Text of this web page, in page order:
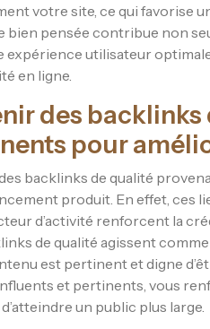
votre site, ce qui favorise
pensée contribue non
expérience utilisateur
en ligne.
des
pour
backlinks de qualité
produit. En effet, ces
d’activité renforcent la
de qualité agissent
est pertinent et digne
et pertinents, vous
un public plus large.